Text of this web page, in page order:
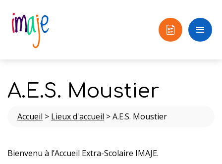
A.E.S. Moustier
Accueil > Lieux d'accueil >A.E.S. Moustier
Bienvenu à l’Accueil Extra-Scolaire IMAJE.